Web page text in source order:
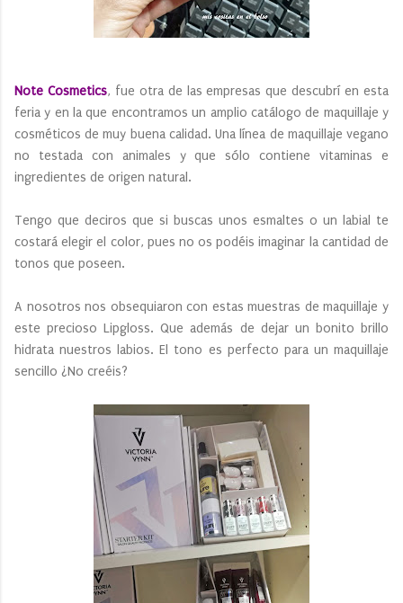
Note Cosmetics, fue otra de las empresas que descubrí en esta
feria y en la que encontramos un amplio catálogo de maquillaje y
cosméticos de muy buena calidad. Una línea de maquillaje vegano
no testada con animales y que sólo contiene vitaminas e
ingredientes de origen natural.
Tengo que deciros que si buscas unos esmaltes o un labial te
costará elegir el color, pues no os podéis imaginar la cantidad de
tonos que poseen.
A nosotros nos obsequiaron con estas muestras de maquillaje y
este precioso Lipgloss. Que además de dejar un bonito brillo
hidrata nuestros labios. El tono es perfecto para un maquillaje
sencillo ¿No creéis?